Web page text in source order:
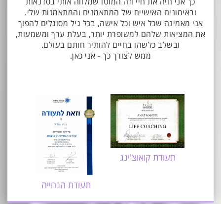
ובאימונים האישיים של המתאמנים והמתאמנות שלי.
אני מאמינה שכל איש וכל אישה, בכל גיל מסוגלים להפוך
את המציאות שלהם למשופרת יותר, בעלת ערך ומשמעות,
ובשלב כלשהו בחיים להותיר חותם בעולם.
ממש לצורך כך - אני כאן.
תעודת קואוצ'ינג
תעודת הנחייה